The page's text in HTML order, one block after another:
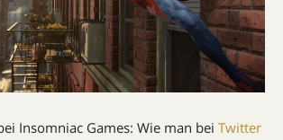
Insomniac Games: Wie man bei Twitter